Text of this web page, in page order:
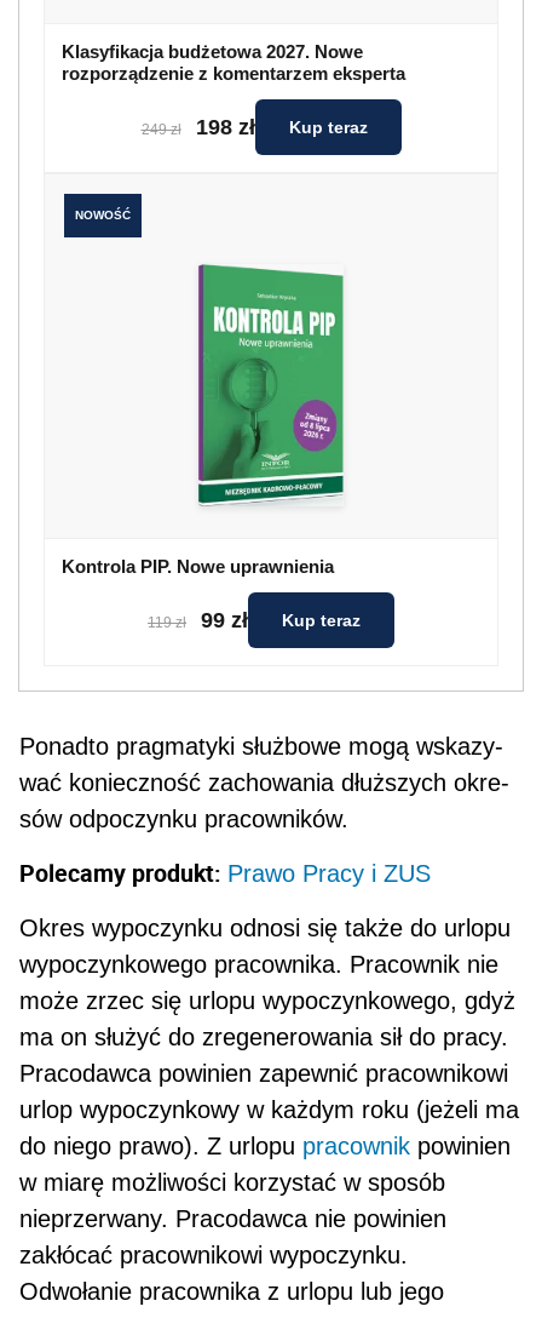
Klasyfikacja budżetowa 2027. Nowe
rozporządzenie z komentarzem eksperta
249 zł 198 zł Kup teraz
NOWOŚĆ
Kontrola PIP. Nowe uprawnienia
119 zł 99 zł Kup teraz
Ponadto pragmatyki służbowe mogą wskazy­
wać konieczność zachowania dłuższych okre­
sów odpoczynku pracowników.
Polecamy produkt: Prawo Pracy i ZUS
Okres wypoczynku odnosi się także do urlopu
wypoczynkowego pracownika. Pracownik nie
może zrzec się urlopu wypoczynkowego, gdyż
ma on słu­żyć do zregenerowania sił do pracy.
Pracodawca powinien zapewnić pracownikowi
urlop wypoczyn­kowy w każdym roku (jeżeli ma
do niego prawo). Z urlopu pracownik powinien
w miarę możliwości korzystać w sposób
nieprzerwany. Pracodawca nie powinien
zakłócać pracownikowi wypoczynku.
Odwołanie pracownika z urlopu lub jego